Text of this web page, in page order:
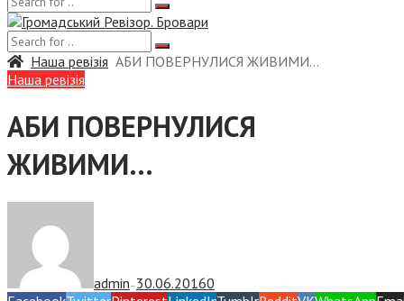
Наша ревізія АБИ ПОВЕРНУЛИСЯ ЖИВИМИ…
Наша ревізія
АБИ ПОВЕРНУЛИСЯ
ЖИВИМИ…
admin — 30.06.20160